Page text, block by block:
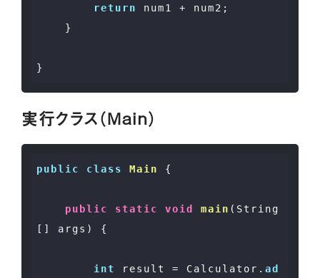
return
num1 + num2;
実行クラス（Main）
public class Main {
public static void main ( String
[] args ) {
int result = Calculator. ad